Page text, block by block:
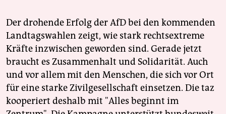
Der drohende Erfolg der AfD bei den kommenden
Landtagswahlen zeigt, wie stark rechtsextreme
Kräfte inzwischen geworden sind. Gerade jetzt
braucht es Zusammenhalt und Solidarität. Auch
und vor allem mit den Menschen, die sich vor Ort
für eine starke Zivilgesellschaft einsetzen. Die taz
kooperiert deshalb mit "Alles beginnt im